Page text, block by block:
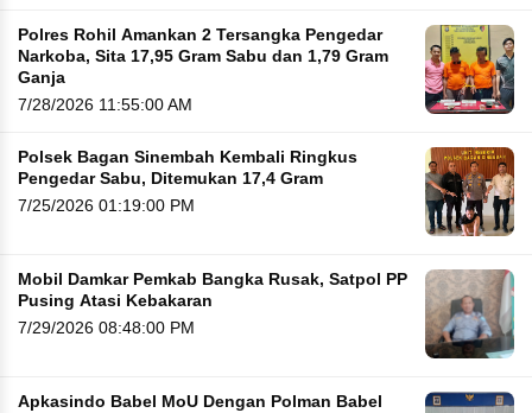
Polres Rohil Amankan 2 Tersangka Pengedar
Narkoba, Sita 17,95 Gram Sabu dan 1,79 Gram
Ganja
7/28/2026 11:55:00 AM
Polsek Bagan Sinembah Kembali Ringkus
Pengedar Sabu, Ditemukan 17,4 Gram
7/25/2026 01:19:00 PM
Mobil Damkar Pemkab Bangka Rusak, Satpol PP
Pusing Atasi Kebakaran
7/29/2026 08:48:00 PM
Apkasindo Babel MoU Dengan Polman Babel